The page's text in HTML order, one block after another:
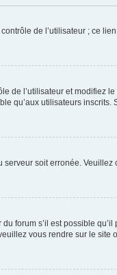
de l’utilisateur ; ce
de l’utilisateur et modifiez
qu’aux utilisateurs inscrits.
serveur soit erronée.
forum s’il est possible
vous rendre sur le